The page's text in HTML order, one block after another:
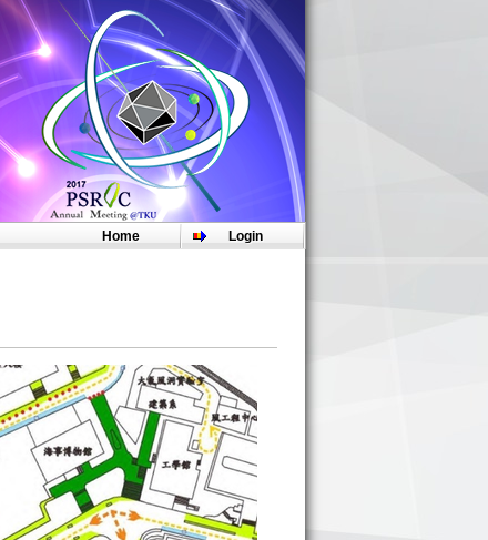
列印及注意事項：【請點此處Click Here】
Login
Home